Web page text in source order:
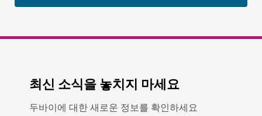
최신 소식을 놓치지 마세요
두바이에 대한 새로운 정보를 확인하세요